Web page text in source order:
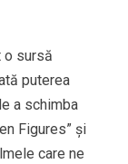
o sursă
puterea
a schimba
Figures” și
care ne